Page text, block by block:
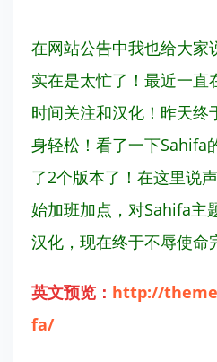
在网站公告中我也给大家
实在是太忙了！最近一直
时间关注和汉化！昨天终
身轻松！看了一下Sahifa
了2个版本了！在这里说
始加班加点，对Sahifa主
汉化，现在终于不辱使命
英文预览： http://
fa/